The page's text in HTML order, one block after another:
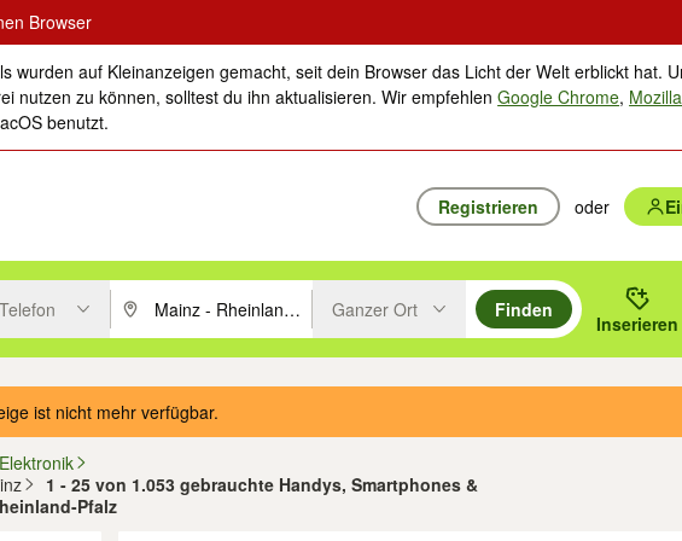
Browser
wurden auf Kleinanzeigen gemacht, seit dein Browser das Licht der Welt erblickt hat.
nutzen zu können, solltest du ihn aktualisieren. Wir empfehlenGoogle Chrome,
benutzt.
Registrieren oder
oder Vorschläge mit den Pfeiltasten nach oben/unten durchsuchen und mit
PLZ oder Ort eingeben. Eingabetaste drücken um zu suchen, oder
Ganzer Ort
Finden
Inserieren
ist nicht mehr verfügbar.
Elektronik
1 - 25 von 1.053 gebrauchte Handys, Smartphones &
Pfalz